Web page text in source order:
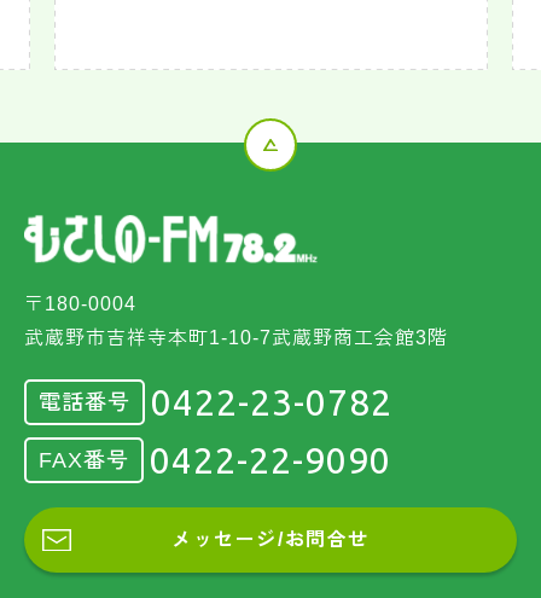
〒180-0004
武蔵野市吉祥寺本町1-10-7武蔵野商工会館3階
電話番号 0422-23-0782
FAX番号 0422-22-9090
メッセージ/お問合せ